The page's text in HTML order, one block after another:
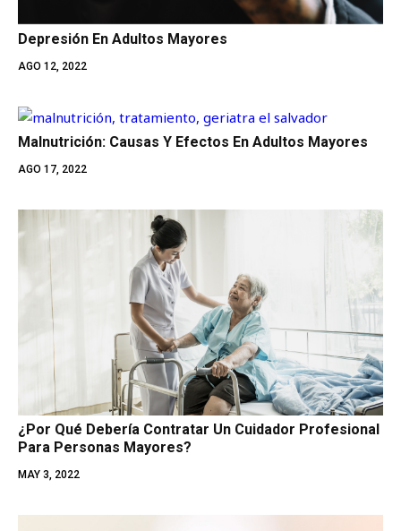
Depresión En Adultos Mayores
AGO 12, 2022
Malnutrición: Causas Y Efectos En Adultos Mayores
AGO 17, 2022
¿Por Qué Debería Contratar Un Cuidador Profesional
Para Personas Mayores?
MAY 3, 2022